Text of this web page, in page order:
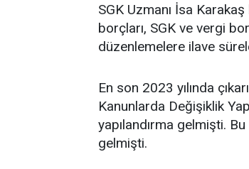
SGK Uzmanı İsa
borçları, SGK ve vergi
düzenlemelere ilave
En son 2023 yılında
Kanunlarda Değişiklik
yapılandırma gelmişti.
gelmişti.